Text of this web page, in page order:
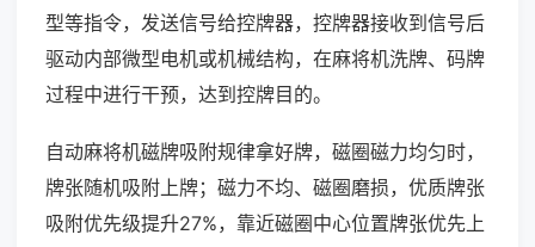
型等指令，发送信号给控牌器，控牌器接收到信号后
驱动内部微型电机或机械结构，在麻将机洗牌、码牌
过程中进行干预，达到控牌目的。
自动麻将机磁牌吸附规律拿好牌，磁圈磁力均匀时，
牌张随机吸附上牌；磁力不均、磁圈磨损，优质牌张
吸附优先级提升27%，靠近磁圈中心位置牌张优先上